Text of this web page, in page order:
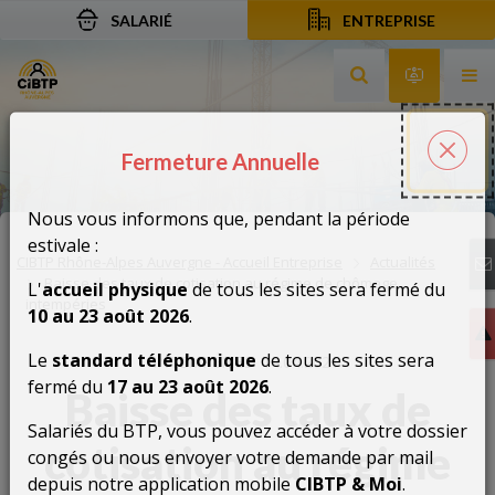
Aller au contenu
Aller à la recherche
Aller à la navigation
SALARIÉ ENTREPRISE
Rechercher sur
Baisse des taux de cotisation au régime de chômage
INTEMPÉRIES 14.04.2021
Baisse des taux de
cotisation au régime
Fermeture Annuelle
Nous vous informons que, pendant la période
estivale :
L'accueil physique de tous les sites sera fermé du
10 au 23 août 2026.
Le standard téléphonique de tous les sites sera
fermé du 17 au 23 août 2026.
Salariés du BTP, vous pouvez accéder à votre dossier
congés ou nous envoyer votre demande par mail
depuis notre application mobile CIBTP & Moi.